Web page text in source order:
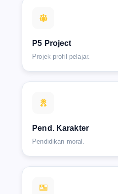
P5 Project
Projek profil pelajar.
Pend. Karakter
Pendidikan moral.